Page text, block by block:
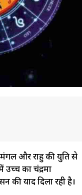
मंगल और राहु की युति से
का चंद्रमा
की याद दिला रही है।